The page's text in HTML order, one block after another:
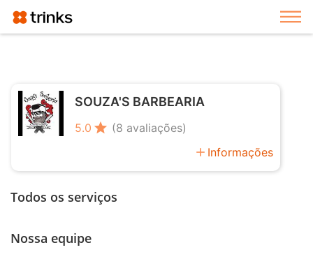
SOUZA'S BARBEARIA
5.0 star (8 avaliações)
add Informações
Todos os serviços
Nossa equipe